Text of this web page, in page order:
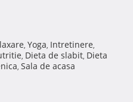
, Yoga, Intretinere,
, Dieta de slabit, Dieta
, Sala de acasa